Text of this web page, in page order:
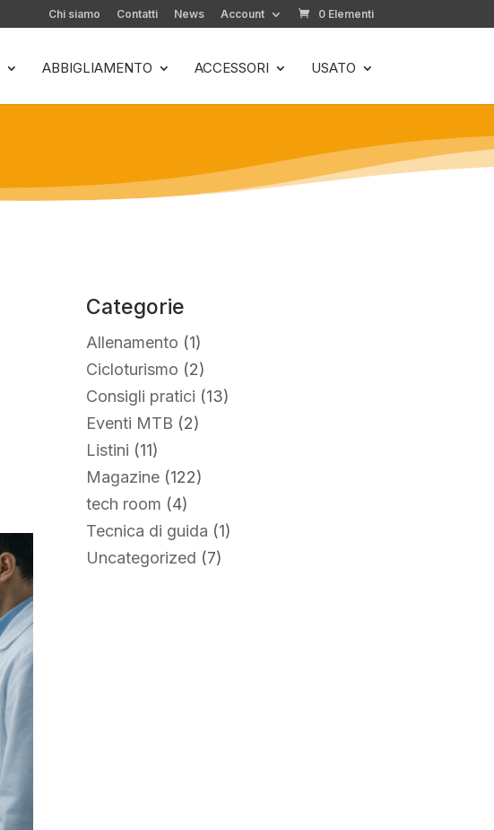
Chi siamo Contatti News Account 0 Elementi
ABBIGLIAMENTO ACCESSORI USATO
Categorie
Allenamento (1)
Cicloturismo (2)
Consigli pratici (13)
Eventi MTB (2)
Listini (11)
Magazine(122)
tech room (4)
Tecnica di guida (1)
Uncategorized (7)